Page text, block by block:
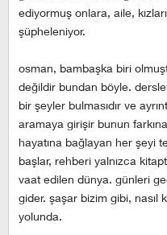
ediyormuş onlara, aile,
şüpheleniyor.
osman, bambaşka biri
değildir bundan böyle.
bir şeyler bulmasıdır ve
aramaya girişir bunun
hayatına bağlayan her şeyi
başlar, rehberi yalnızca
vaat edilen dünya. günleri
gider. şaşar bizim gibi, nasıl
yolunda.